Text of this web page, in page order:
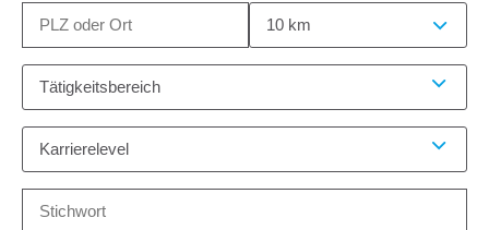
10 km
Tätigkeitsbereich
Karrierelevel